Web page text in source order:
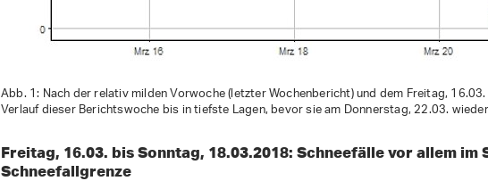
Abb. 1: Nach der relativ milden Vorwoche (letzter Wochenbericht) und dem Freitag,
Verlauf dieser Berichtswoche bis in tiefste Lagen, bevor sie am Donnerstag, 22.03.
Freitag, 16.03. bis Sonntag, 18.03.2018: Schneefälle vor allem im
Schneefallgrenze